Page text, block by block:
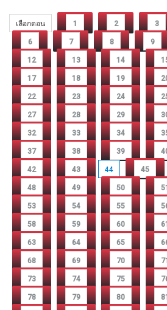
เลือกตอน 1 2 3
6 7 8 9
12 13 14
17 18 19
22 23 24
27 28 29
32 33 34
37 38 39
42 43 44 45
48 49 50
53 54 55
58 59 60
63 64 65
68 69 70
73 74 75
78 79 80